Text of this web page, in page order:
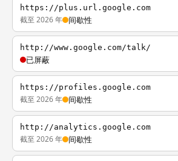
https://plus.url.google.com
截至 2026 年 间歇性
http://www.google.com/talk/
已屏蔽
https://profiles.google.com
截至 2026 年 间歇性
http://analytics.google.com
截至 2026 年 间歇性